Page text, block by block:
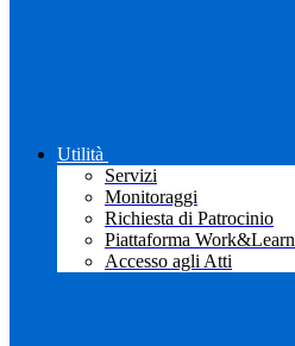
Utilità
Servizi
Monitoraggi
Richiesta di Patrocinio
Piattaforma Work&Learn
Accesso agli Atti